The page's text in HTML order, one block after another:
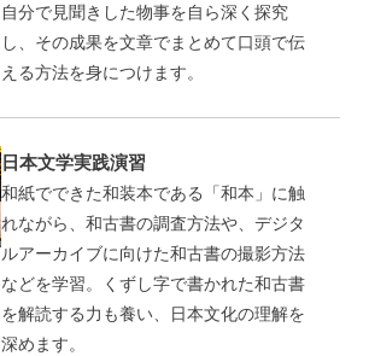
自分で見聞きした物事を自ら深く探究
し、その成果を文章でまとめて口頭で伝
える方法を身につけます。
日本文学実践演習
和紙でできた和装本である「和本」に触
れながら、和古書の調査方法や、デジタ
ルアーカイブに向けた和古書の撮影方法
などを学習。くずし字で書かれた和古書
を解読する力も養い、日本文化の理解を
深めます。